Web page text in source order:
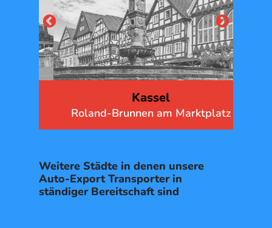
Kassel
Roland-Brunnen am Marktplatz
Weitere Städte in denen unsere
Auto-Export Transporter in
ständiger Bereitschaft sind